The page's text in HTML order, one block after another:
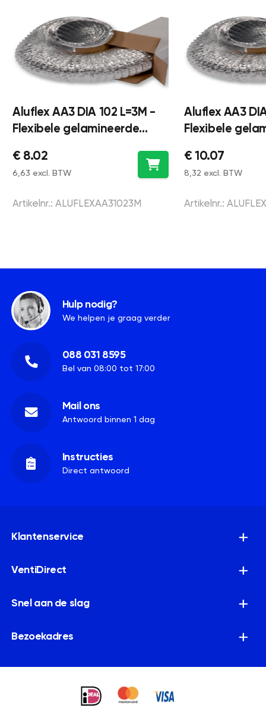
Aluflex AA3 DIA 102 L=3M -
Flexibele gelamineerde
3 meter - aluminium
€ 8.02
6,63 excl. BTW
Artikelnr.: ALUFLEXAA31023M
Aluflex AA3
Flexibele
5 meter -
€ 10.07
8,32 excl. BTW
Artikelnr.:
Hulp nodig?
We helpen je graag verder
088 031 8595
Bel van 08:00 tot 17:00
Mail ons
Antwoord binnen 1 dag
Instructies
Direct antwoord
Klantenservice
VentiDirect
Snel aan de slag
Bezoekadres